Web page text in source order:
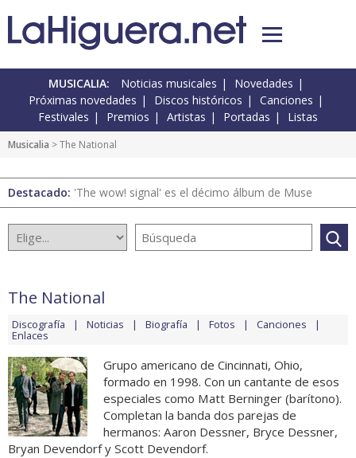
MUSICALIA: Noticias musicales
Novedades
Próximas novedades
Discos históricos
Canciones
Festivales
Premios Artistas Portadas Listas
Musicalia > The National
Destacado: 'The wow! signal' es el décimo álbum de Muse
The National
Discografía Noticias Biografía Fotos Canciones
Enlaces
Grupo americano de Cincinnati, Ohio,
formado en 1998. Con un cantante de esos
especiales como Matt Berninger (barítono).
Completan la banda dos parejas de
hermanos: Aaron Dessner, Bryce Dessner,
Bryan Devendorf y Scott Devendorf.